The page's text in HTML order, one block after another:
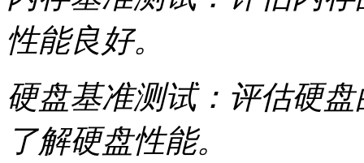
性能良好。
硬盘基准测试：评估硬
了解硬盘性能。